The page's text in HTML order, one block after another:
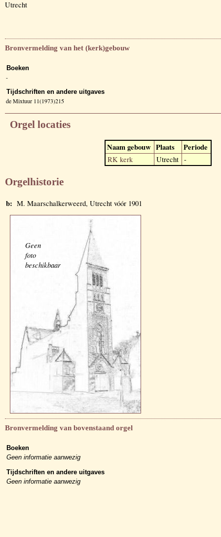
Utrecht
Bronvermelding van het (kerk)gebouw
Boeken
-
Tijdschriften en andere uitgaves
de Mixtuur 11(1973)215
Orgel locaties
Naam gebouw Plaats Periode
RK kerk Utrecht -
Orgelhistorie
b: M. Maarschalkerweerd, Utrecht vóór 1901
Geen
foto
beschikbaar
Bronvermelding van bovenstaand orgel
Boeken
Geen informatie aanwezig
Tijdschriften en andere uitgaves
Geen informatie aanwezig